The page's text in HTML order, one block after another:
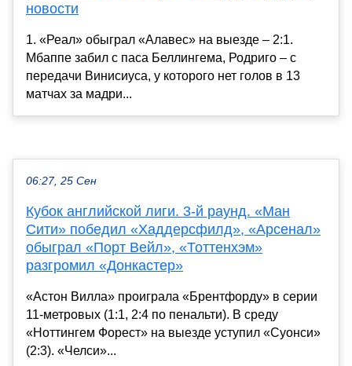
новости
1. «Реал» обыграл «Алавес» на выезде – 2:1.
Мбаппе забил с паса Беллингема, Родриго – с
передачи Винисиуса, у которого нет голов в 13
матчах за мадри...
06:27, 25 Сен
Кубок английской лиги. 3-й раунд. «Ман
Сити» победил «Хаддерсфилд», «Арсенал»
обыграл «Порт Вейл», «Тоттенхэм»
разгромил «Донкастер»
«Астон Вилла» проиграла «Брентфорду» в серии
11-метровых (1:1, 2:4 по пенальти). В среду
«Ноттингем Форест» на выезде уступил «Суонси»
(2:3). «Челси»...